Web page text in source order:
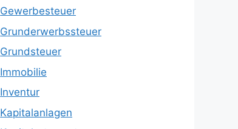
Gewerbesteuer
Grunderwerbssteuer
Grundsteuer
Immobilie
Inventur
Kapitalanlagen